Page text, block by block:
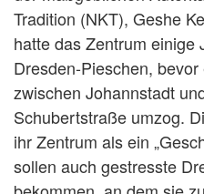
Tradition (NKT), Geshe
hatte das Zentrum einige
Dresden-Pieschen,
zwischen Johannstadt
Schubertstraße umzog.
ihr Zentrum als ein
sollen auch gestresste